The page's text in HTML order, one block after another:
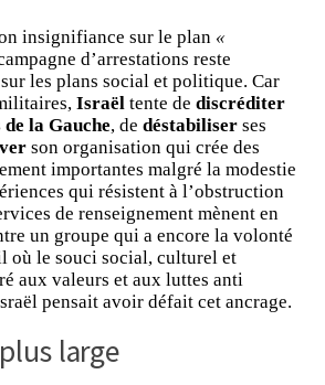
insignifiance sur le plan «
d’arrestations reste
les plans social et politique. Car
Israël tente de discréditer
de la Gauche, de déstabiliser ses
son organisation qui crée des
importantes malgré la modestie
qui résistent à l’obstruction
de renseignement mènent en
un groupe qui a encore la volonté
où le souci social, culturel et
aux valeurs et aux luttes anti
pensait avoir défait cet ancrage.
large